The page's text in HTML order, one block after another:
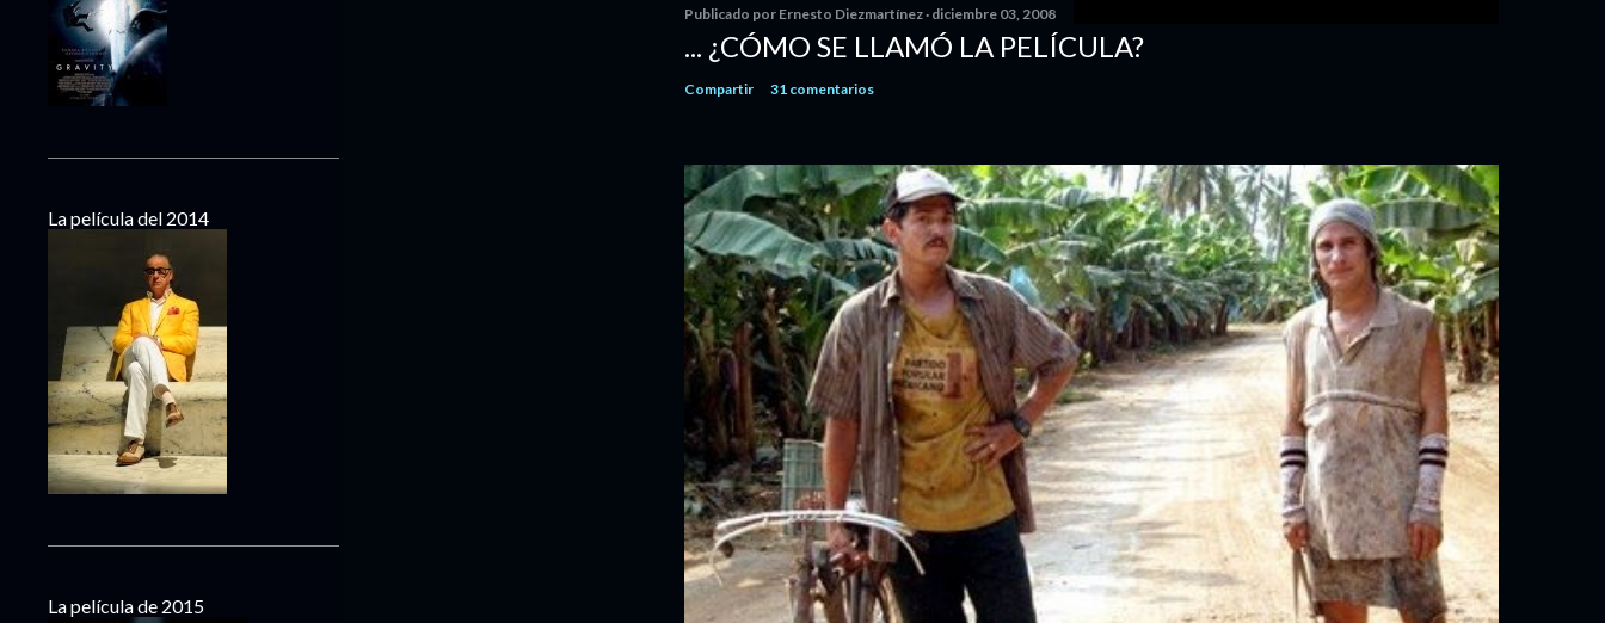
Publicado por Ernesto Diezmartínez diciembre 03, 2008
... ¿CÓMO SE LLAMÓ LA PELÍCULA?
Compartir 31 comentarios
La película del 2014
La película de 2015